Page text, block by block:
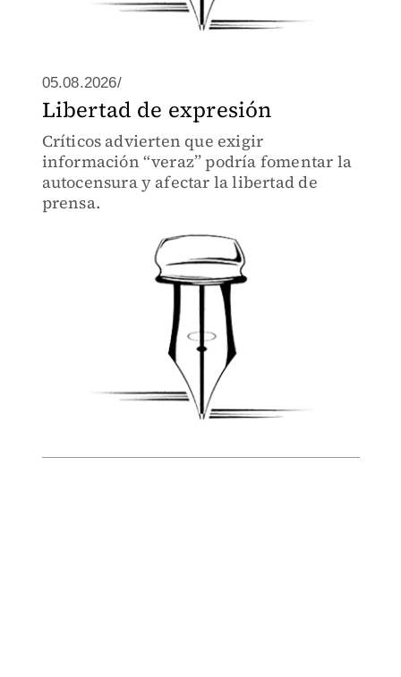
05.08.2026/
Libertad de expresión
Críticos advierten que exigir
información “veraz” podría fomentar la
autocensura y afectar la libertad de
prensa.